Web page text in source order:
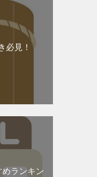
必見！
ランキン